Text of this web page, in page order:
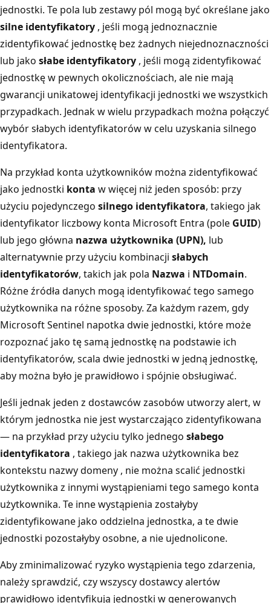
jednostki. Te pola lub zestawy pól mogą być określane jako
silne identyfikatory , jeśli mogą jednoznacznie
zidentyfikować jednostkę bez żadnych niejednoznaczności
lub jako słabe identyfikatory , jeśli mogą zidentyfikować
jednostkę w pewnych okolicznościach, ale nie mają
gwarancji unikatowej identyfikacji jednostki we wszystkich
przypadkach. Jednak w wielu przypadkach można połączyć
wybór słabych identyfikatorów w celu uzyskania silnego
identyfikatora.
Na przykład konta użytkowników można zidentyfikować
jako jednostki konta w więcej niż jeden sposób: przy
użyciu pojedynczego silnego identyfikatora, takiego jak
identyfikator liczbowy konta Microsoft Entra (pole GUID)
lub jego główna nazwa użytkownika (UPN), lub
alternatywnie przy użyciu kombinacji słabych
identyfikatorów, takich jak pola Nazwa i NTDomain.
Różne źródła danych mogą identyfikować tego samego
użytkownika na różne sposoby. Za każdym razem, gdy
Microsoft Sentinel napotka dwie jednostki, które może
rozpoznać jako tę samą jednostkę na podstawie ich
identyfikatorów, scala dwie jednostki w jedną jednostkę,
aby można było je prawidłowo i spójnie obsługiwać.
Jeśli jednak jeden z dostawców zasobów utworzy alert, w
którym jednostka nie jest wystarczająco zidentyfikowana
— na przykład przy użyciu tylko jednego słabego
identyfikatora , takiego jak nazwa użytkownika bez
kontekstu nazwy domeny , nie można scalić jednostki
użytkownika z innymi wystąpieniami tego samego konta
użytkownika. Te inne wystąpienia zostałyby
zidentyfikowane jako oddzielna jednostka, a te dwie
jednostki pozostałyby osobne, a nie ujednolicone.
Aby zminimalizować ryzyko wystąpienia tego zdarzenia,
należy sprawdzić, czy wszyscy dostawcy alertów
prawidłowo identyfikują jednostki w generowanych